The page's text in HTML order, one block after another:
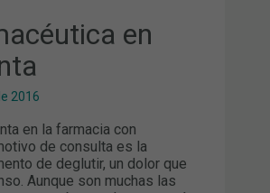
en
2016
en la farmacia con
de consulta es la
de deglutir, un dolor que
Aunque son muchas las